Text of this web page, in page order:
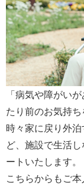
「病気や障がい
たり前のお気持ち
時々家に戻り外
ど、施設で生活
ートいたします。
こちらからもご